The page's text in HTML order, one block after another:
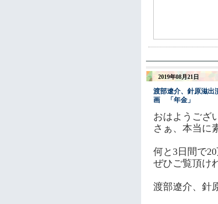
2019年08月21日
渡部遼介、針原滋出
画 「年金」
おはようござ
さぁ、本当に
何と3日間で
ぜひご覧頂け
渡部遼介、針